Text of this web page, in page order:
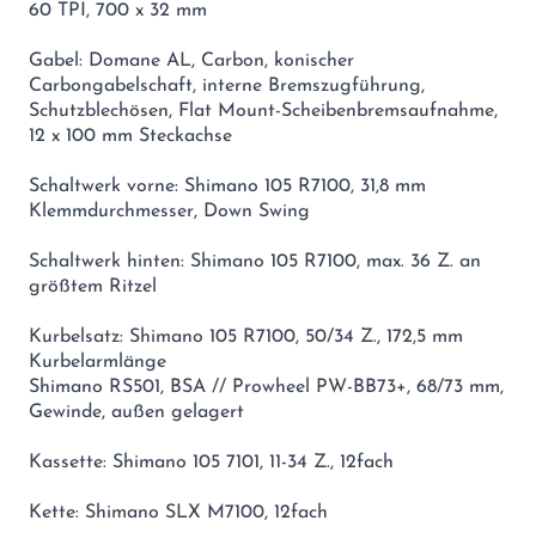
60 TPI, 700 x 32 mm
Gabel: Domane AL, Carbon, konischer
Carbongabelschaft, interne Bremszugführung,
Schutzblechösen, Flat Mount-Scheibenbremsaufnahme,
12 x 100 mm Steckachse
Schaltwerk vorne: Shimano 105 R7100, 31,8 mm
Klemmdurchmesser, Down Swing
Schaltwerk hinten: Shimano 105 R7100, max. 36 Z. an
größtem Ritzel
Kurbelsatz: Shimano 105 R7100, 50/34 Z., 172,5 mm
Kurbelarmlänge
Shimano RS501, BSA // Prowheel PW-BB73+, 68/73 mm,
Gewinde, außen gelagert
Kassette: Shimano 105 7101, 11-34 Z., 12fach
Kette: Shimano SLX M7100, 12fach